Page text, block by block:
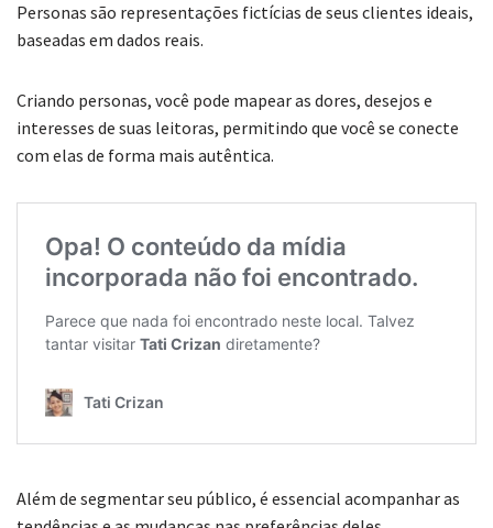
Personas são representações fictícias de seus clientes ideais,
baseadas em dados reais.
Criando personas, você pode mapear as dores, desejos e
interesses de suas leitoras, permitindo que você se conecte
com elas de forma mais autêntica.
Além de segmentar seu público, é essencial acompanhar as